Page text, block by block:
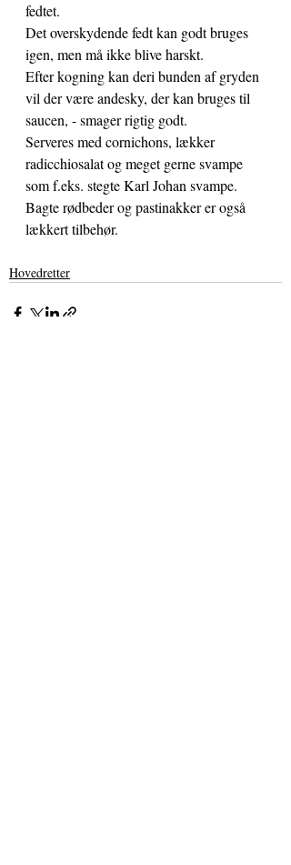
fedtet.
Det overskydende fedt kan godt bruges
igen, men må ikke blive harskt.
Efter kogning kan deri bunden af gryden
vil der være andesky, der kan bruges til
saucen, - smager rigtig godt.
Serveres med cornichons, lækker
radicchiosalat og meget gerne svampe
som f.eks. stegte Karl Johan svampe.
Bagte rødbeder og pastinakker er også
lækkert tilbehør.
Hovedretter